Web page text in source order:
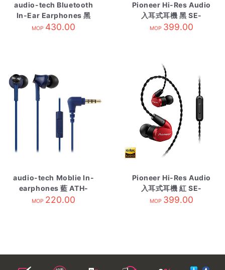
audio-tech Bluetooth
In-Ear Earphones 黑
ATH-CK200BT BK
MOP 430.00
Pioneer Hi-Res Audio
入耳式耳機 黑 SE-
CH5TK
MOP 399.00
audio-tech Moblie In-
earphones 藍 ATH-
CK350is BL
MOP 220.00
Pioneer Hi-Res Audio
入耳式耳機 紅 SE-
CH5TR
MOP 399.00